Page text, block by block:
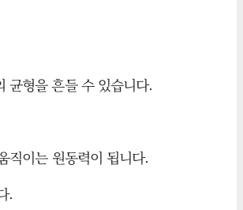
균형을 흔들 수 있습니다.
직이는 원동력이 됩니다.
.